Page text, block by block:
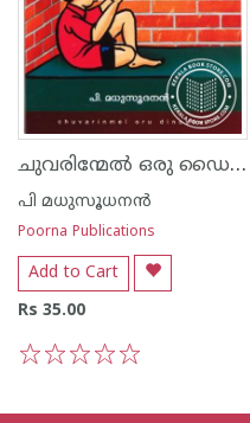
ചുവരിന്മേല്‍ ഒരു ഡൈനോസര്‍
പി മധുസൂധനന്‍
Poorna Publications
Add to Cart
Rs 35.00